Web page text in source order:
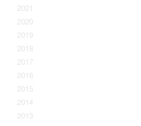
2021
2020
2019
2018
2017
2016
2015
2014
2013